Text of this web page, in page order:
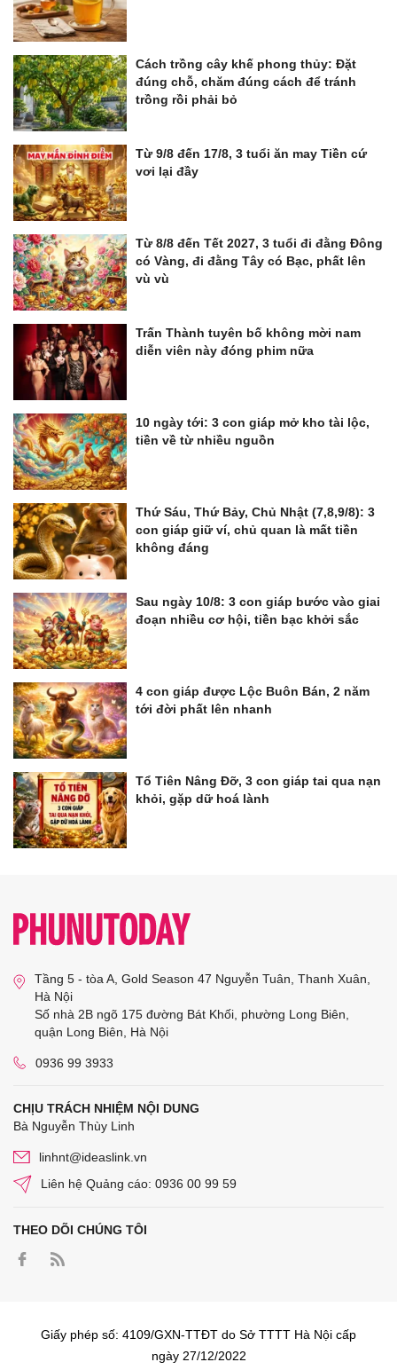
Cách trồng cây khế phong thủy: Đặt
đúng chỗ, chăm đúng cách để tránh
trồng rồi phải bỏ
Từ 9/8 đến 17/8, 3 tuổi ăn may Tiền cứ
vơi lại đầy
Từ 8/8 đến Tết 2027, 3 tuổi đi đằng Đông
có Vàng, đi đằng Tây có Bạc, phất lên
vù vù
Trấn Thành tuyên bố không mời nam
diễn viên này đóng phim nữa
10 ngày tới: 3 con giáp mở kho tài lộc,
tiền về từ nhiều nguồn
Thứ Sáu, Thứ Bảy, Chủ Nhật (7,8,9/8): 3
con giáp giữ ví, chủ quan là mất tiền
không đáng
Sau ngày 10/8: 3 con giáp bước vào giai
đoạn nhiều cơ hội, tiền bạc khởi sắc
4 con giáp được Lộc Buôn Bán, 2 năm
tới đời phất lên nhanh
Tổ Tiên Nâng Đỡ, 3 con giáp tai qua nạn
khỏi, gặp dữ hoá lành
Tầng 5 - tòa A, Gold Season 47 Nguyễn Tuân, Thanh Xuân,
Hà Nội
Số nhà 2B ngõ 175 đường Bát Khối, phường Long Biên,
quận Long Biên, Hà Nội
0936 99 3933
CHỊU TRÁCH NHIỆM NỘI DUNG
Bà Nguyễn Thùy Linh
linhnt@ideaslink.vn
Liên hệ Quảng cáo: 0936 00 99 59
THEO DÕI CHÚNG TÔI
Giấy phép số: 4109/GXN-TTĐT do Sở TTTT Hà Nội cấp
ngày 27/12/2022